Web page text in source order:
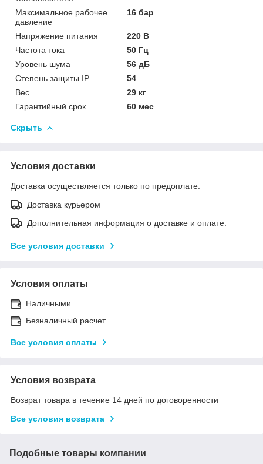
Максимальное рабочее
давление
16 бар
Напряжение питания
220 В
Частота тока
50 Гц
Уровень шума
56 дБ
Степень защиты IP
54
Вес
29 кг
Гарантийный срок
60 мес
Скрыть
Условия доставки
Доставка осуществляется только по предоплате.
Доставка курьером
Дополнительная информация о доставке и оплате:
Все условия доставки
Условия оплаты
Наличными
Безналичный расчет
Все условия оплаты
Условия возврата
Возврат товара в течение 14 дней по договоренности
Все условия возврата
Подобные товары компании